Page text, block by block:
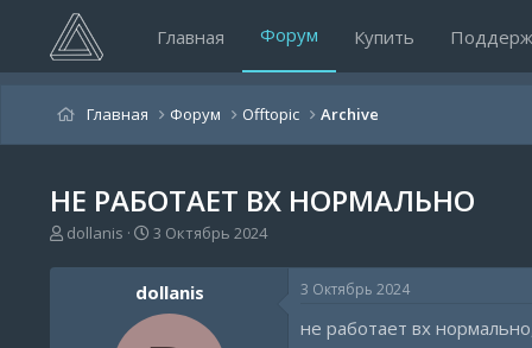
Главная Форум Купить
Главная Форум Offtopic Archive
НЕ РАБОТАЕТ ВХ НОРМАЛЬНО
А
т
dollanis
Д
т
а
н
3 Октябрь 2024
dollanis 3 Октябрь 2024
не работает вх